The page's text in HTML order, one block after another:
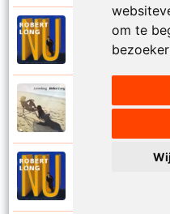
om te
Robert Long
Robert Long